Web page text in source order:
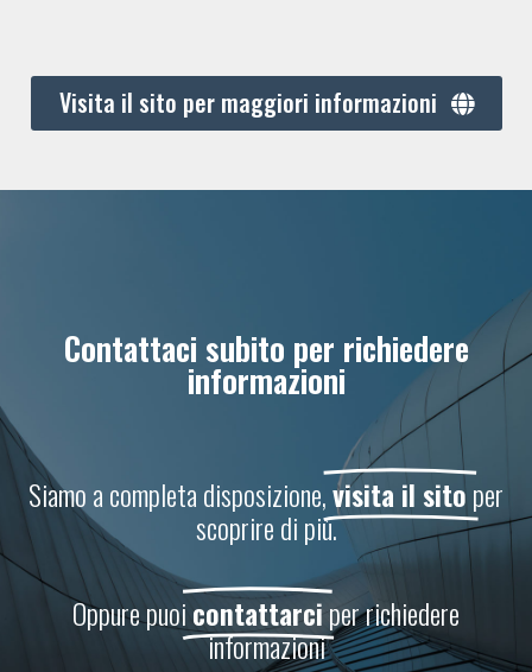
Visita il sito per maggiori informazioni
Contattaci subito per richiedere
informazioni
Siamo a completa disposizione,visita il sitoper
scoprire di più.
Oppure puoicontattarciper richiedere
informazioni